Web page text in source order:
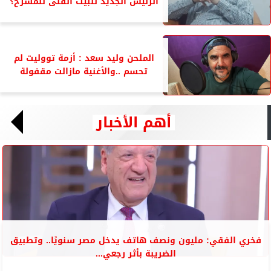
الملحن وليد سعد : أزمة تووليت لم
تحسم ..والأغنية مازالت مقفولة
أهم الأخبار
فخري الفقي: مليون ونصف هاتف يدخل مصر سنويًا.. وتطبيق
الضريبة بأثر رجعي...